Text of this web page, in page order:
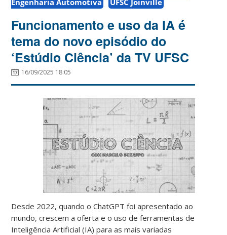
Funcionamento e uso da IA é
tema do novo episódio do
‘Estúdio Ciência’ da TV UFSC
16/09/2025 18:05
Desde 2022, quando o ChatGPT foi apresentado ao
mundo, crescem a oferta e o uso de ferramentas de
Inteligência Artificial (IA) para as mais variadas